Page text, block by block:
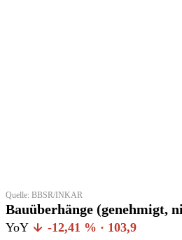
Quelle: BBSR/INKAR
Bauüberhänge (genehmigt,
YoY -12,41 % · 103,9